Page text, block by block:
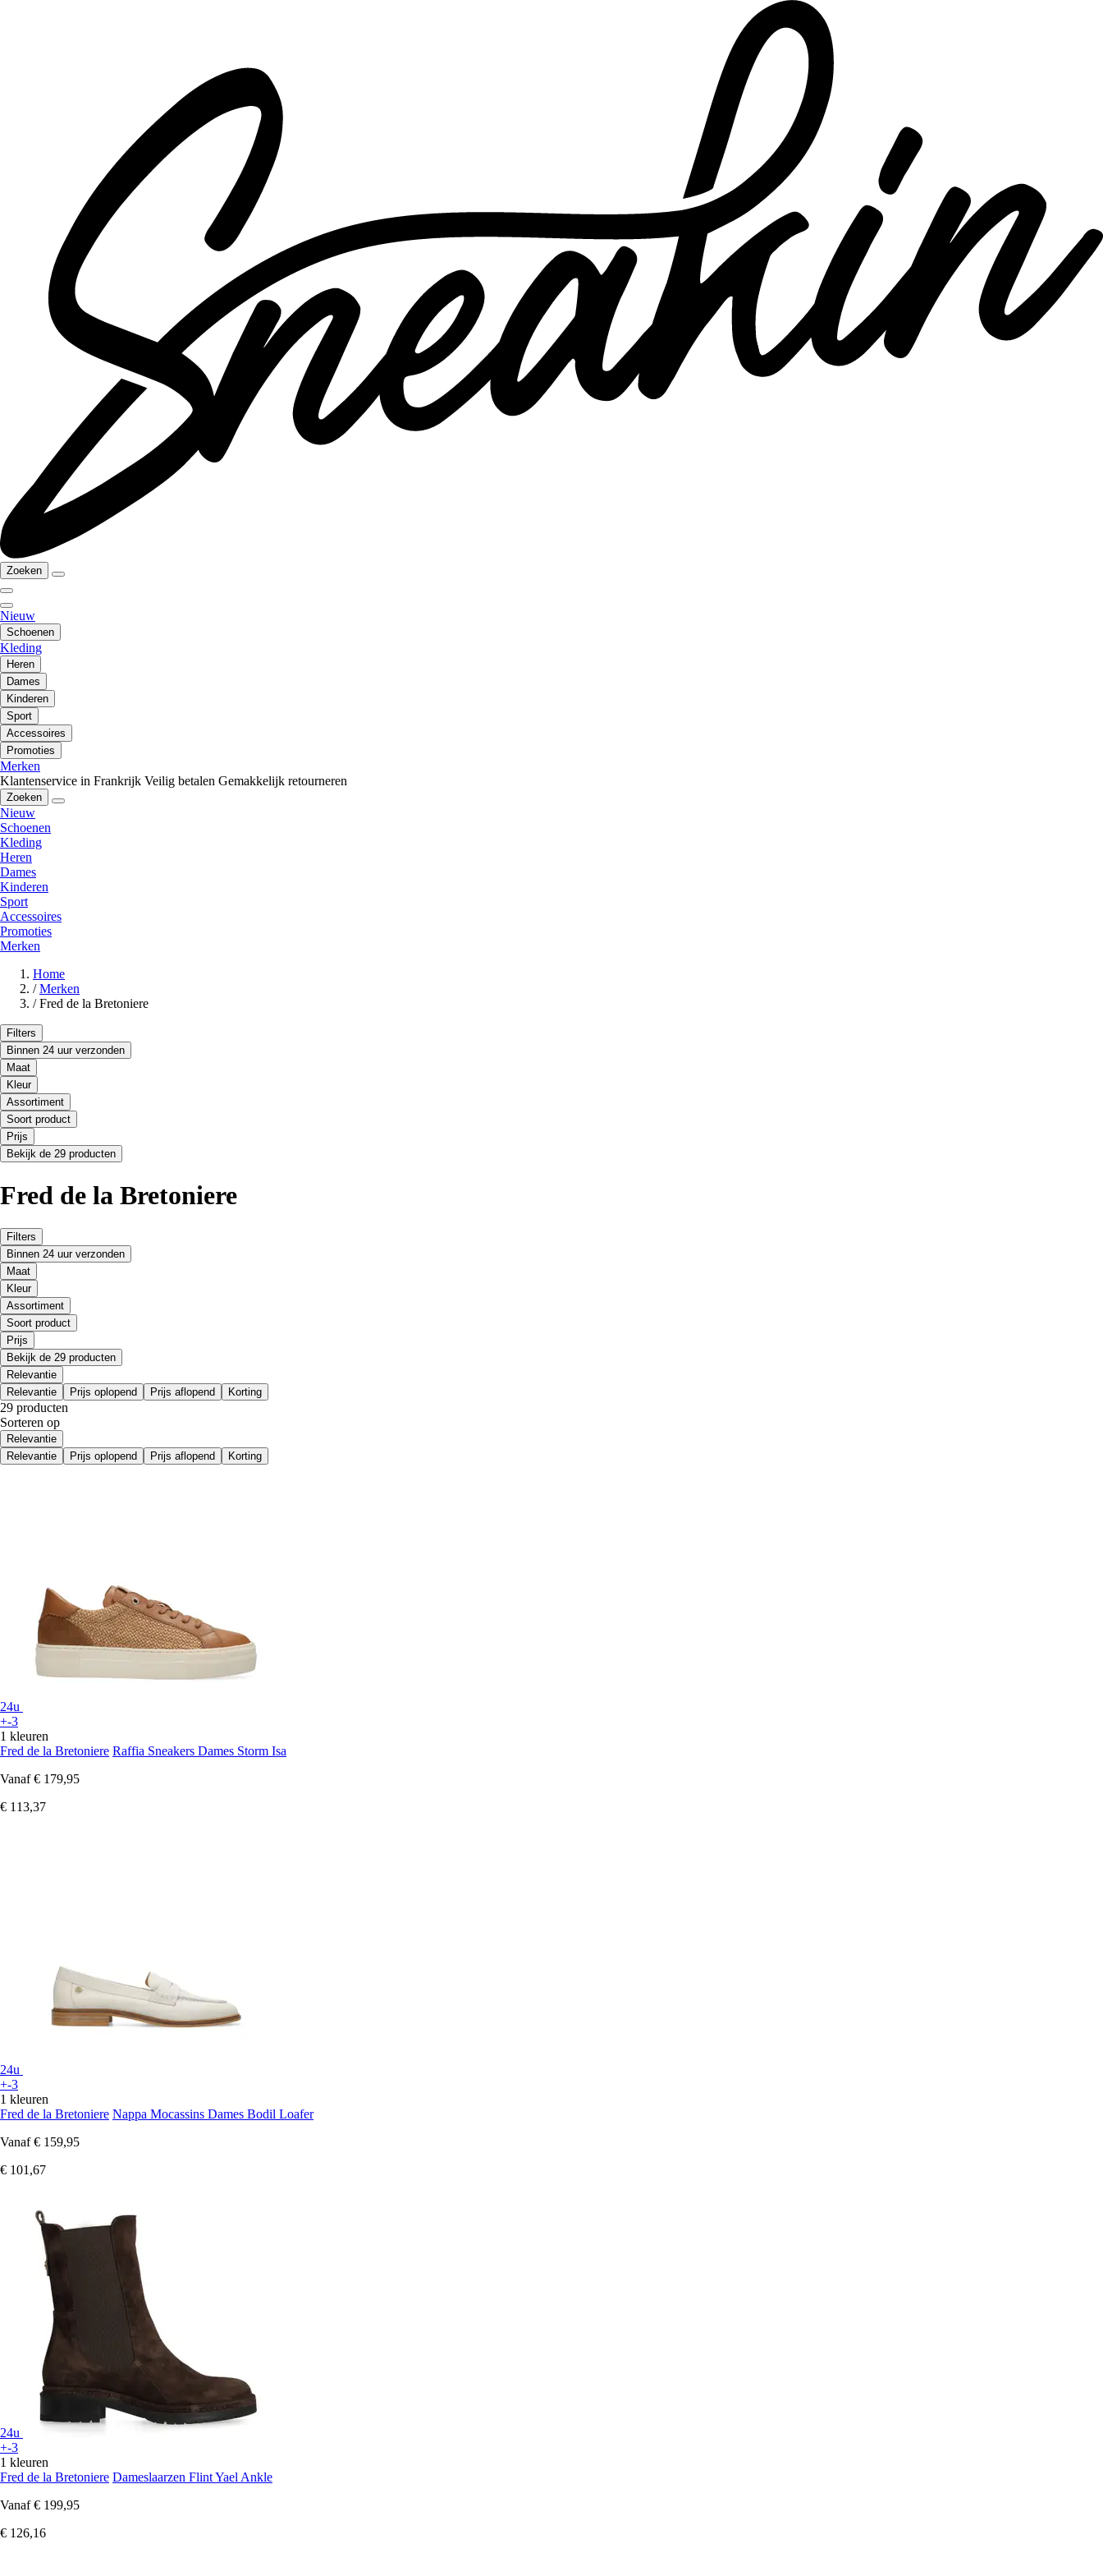
Zoeken
Nieuw
Schoenen
Kleding
Heren
Dames
Kinderen
Sport
Accessoires
Promoties
Merken
Klantenservice in Frankrijk Veilig betalen Gemakkelijk retourneren
Zoeken
Nieuw
Schoenen
Kleding
Heren
Dames
Kinderen
Sport
Accessoires
Promoties
Merken
Home
/ Merken
/ Fred de la Bretoniere
Filters
Binnen 24 uur verzonden
Maat
Kleur
Assortiment
Soort product
Prijs
Bekijk de 29 producten
Fred de la Bretoniere
Filters
Binnen 24 uur verzonden
Maat
Kleur
Assortiment
Soort product
Prijs
Bekijk de 29 producten
Relevantie
Relevantie
Prijs oplopend Prijs aflopend Korting
29 producten
Sorteren op
Relevantie
Relevantie
Prijs oplopend Prijs aflopend Korting
24u
+-3
1 kleuren
Fred de la Bretoniere Raffia Sneakers Dames Storm Isa
Vanaf € 179,95
€ 113,37
24u
+-3
1 kleuren
Fred de la Bretoniere Nappa Mocassins Dames Bodil Loafer
Vanaf € 159,95
€ 101,67
24u
+-3
1 kleuren
Fred de la Bretoniere Dameslaarzen Flint Yael Ankle
Vanaf € 199,95
€ 126,16